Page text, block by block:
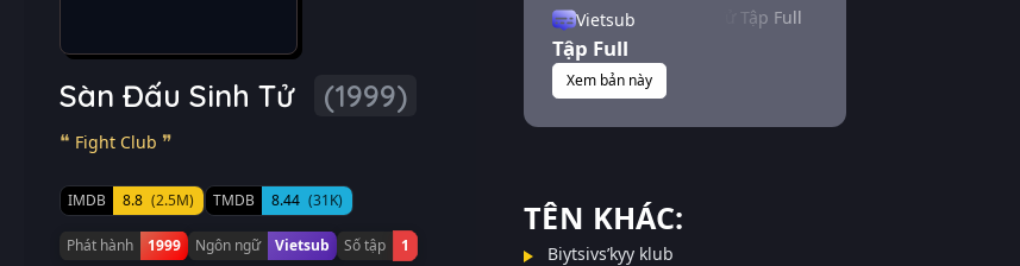
Sàn Đấu Sinh Tử (1999)
Fight Club
IMDB 8.8 (2.5M) TMDB 8.44 (31K)
Phát hành 1999 Ngôn ngữ Vietsub Số tập 1
Vietsub
Tập Full
Xem bản này
TÊN KHÁC:
Biytsivsʹkyy klub